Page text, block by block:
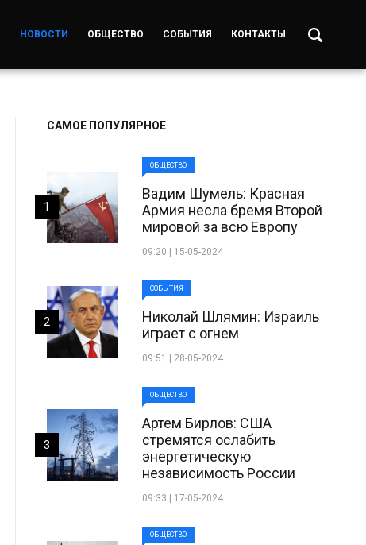
НОВОСТИ ОБЩЕСТВО СОБЫТИЯ КОНТАКТЫ
САМОЕ ПОПУЛЯРНОЕ
ОБЩЕСТВО
Вадим Шумель: Красная
Армия несла бремя Второй
мировой за всю Европу
09:20 | 15-05-2024
1
СОБЫТИЯ
Николай Шлямин: Израиль
играет с огнем
09:51 | 28-05-2024
2
ОБЩЕСТВО
Артем Бирлов: США
стремятся ослабить
энергетическую
независимость России
09:33 | 17-05-2024
3
ОБЩЕСТВО